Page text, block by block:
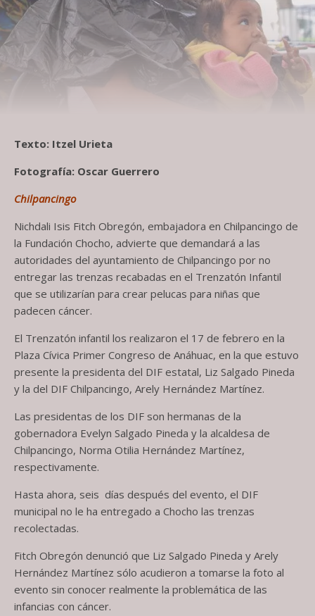
Texto: Itzel Urieta
Fotografía: Oscar Guerrero
Chilpancingo
Nichdali Isis Fitch Obregón, embajadora en Chilpancingo de
la Fundación Chocho, advierte que demandará a las
autoridades del ayuntamiento de Chilpancingo por no
entregar las trenzas recabadas en el Trenzatón Infantil
que se utilizarían para crear pelucas para niñas que
padecen cáncer.
El Trenzatón infantil los realizaron el 17 de febrero en la
Plaza Cívica Primer Congreso de Anáhuac, en la que estuvo
presente la presidenta del DIF estatal, Liz Salgado Pineda
y la del DIF Chilpancingo, Arely Hernández Martínez.
Las presidentas de los DIF son hermanas de la
gobernadora Evelyn Salgado Pineda y la alcaldesa de
Chilpancingo, Norma Otilia Hernández Martínez,
respectivamente.
Hasta ahora, seis días después del evento, el DIF
municipal no le ha entregado a Chocho las trenzas
recolectadas.
Fitch Obregón denunció que Liz Salgado Pineda y Arely
Hernández Martínez sólo acudieron a tomarse la foto al
evento sin conocer realmente la problemática de las
infancias con cáncer.